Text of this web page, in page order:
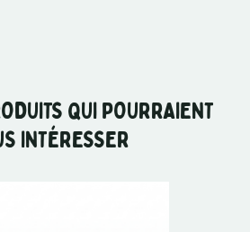
QUI POURRAIENT
INTÉRESSER